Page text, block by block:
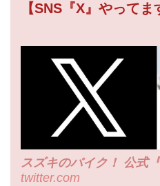
【SNS『X』やってま
スズキのバイク！ 公式
twitter.com